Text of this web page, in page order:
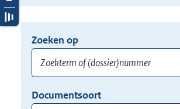
Opnieuw
zoeken:
Zoeken op
of
hier
Documentsoort